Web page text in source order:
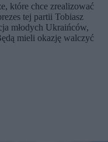
które chce zrealizować
tej partii Tobiasz
młodych Ukraińców,
mieli okazję walczyć